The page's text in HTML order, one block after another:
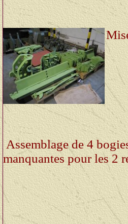
All the parts witch we
22
are still missing some
Assemblage de 4
manquantes pour les 2
06 februari - 03 maart:
schuren, kuisen enz),
kruipt.